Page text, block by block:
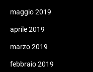
maggio 2019
aprile 2019
marzo 2019
febbraio 2019